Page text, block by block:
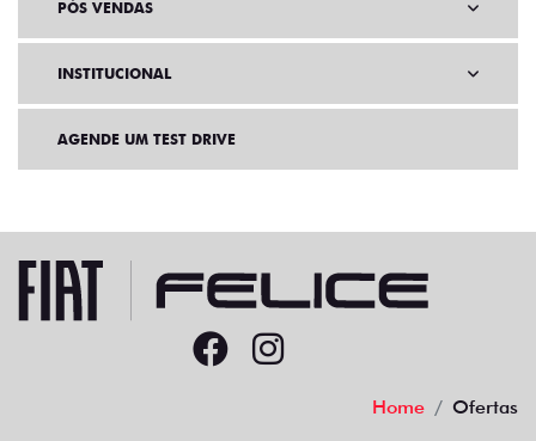
PÓS VENDAS
INSTITUCIONAL
AGENDE UM TEST DRIVE
Home Ofertas